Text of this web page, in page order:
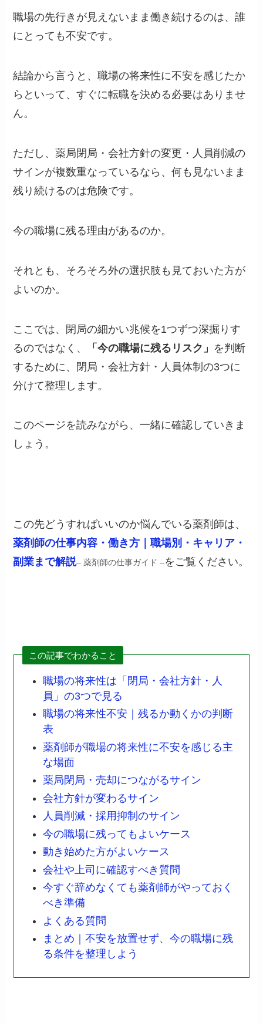
職場の先行きが見えないまま働き続けるのは、誰
にとっても不安です。
結論から言うと、職場の将来性に不安を感じたか
らといって、すぐに転職を決める必要はありませ
ん。
ただし、薬局閉局・会社方針の変更・人員削減の
サインが複数重なっているなら、何も見ないまま
残り続けるのは危険です。
今の職場に残る理由があるのか。
それとも、そろそろ外の選択肢も見ておいた方が
よいのか。
ここでは、閉局の細かい兆候を1つずつ深掘りす
るのではなく、
「今の職場に残るリスク」 を判断
するために、閉局・会社方針・人員体制の3つに
分けて整理します。
このページを読みながら、一緒に確認していきま
しょう。
この先どうすればいいのか悩んでいる薬剤師は、
薬剤師の仕事内容・働き方｜職場別・キャリア・
副業まで解説– 薬剤師の仕事ガイド –をご覧ください。
この記事でわかること
職場の将来性は「閉局・会社方針・人
員」の3つで見る
職場の将来性不安｜残るか動くかの判断
表
薬剤師が職場の将来性に不安を感じる主
な場面
薬局閉局・売却につながるサイン
会社方針が変わるサイン
人員削減・採用抑制のサイン
今の職場に残ってもよいケース
動き始めた方がよいケース
会社や上司に確認すべき質問
今すぐ辞めなくても薬剤師がやっておく
べき準備
よくある質問
まとめ｜不安を放置せず、今の職場に残
る条件を整理しよう